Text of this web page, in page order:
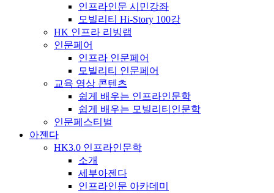
인프라인문 시민강좌
모빌리티 Hi-Story 100강
HK 인프라 리빙랩
인문페어
인프라 인문페어
모빌리티 인문페어
교육 영상 콘텐츠
쉽게 배우는 인프라인문학
쉽게 배우는 모빌리티인문학
인문페스티벌
아젠다
HK3.0 인프라인문학
소개
세부아젠다
인프라인문 아카데미